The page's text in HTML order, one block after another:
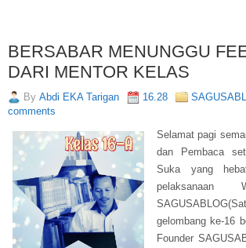
BERSABAR MENUNGGU
DARI MENTOR KELAS
By Abdi EKA Tarigan 16.28
comments
Selamat pagi
dan Pembaca
Suka yang
pelaksanaan
gelombang ke-16
Founder